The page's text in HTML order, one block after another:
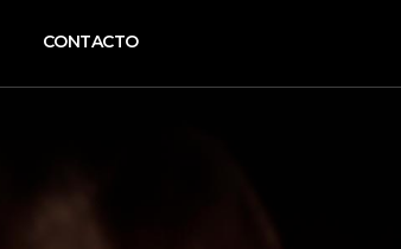
CONTACTO